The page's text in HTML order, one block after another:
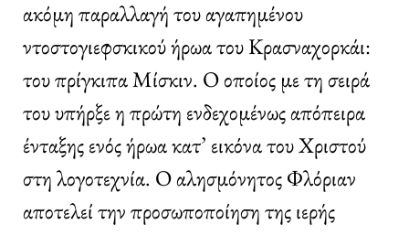
ακόμη παραλλαγή του αγαπημένου
ντοστογιεφσκικού ήρωα του Κρασναχορκάι:
του πρίγκιπα Μίσκιν. Ο οποίος με τη σειρά
του υπήρξε η πρώτη ενδεχομένως απόπειρα
ένταξης ενός ήρωα κατ’ εικόνα του Χριστού
στη λογοτεχνία. Ο αλησμόνητος Φλόριαν
αποτελεί την προσωποποίηση της ιερής